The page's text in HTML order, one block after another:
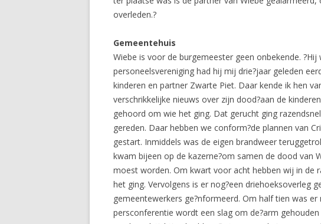
overleden.?
Gemeentehuis
Wiebe is voor de burgemeester geen onbekende.
personeelsvereniging had hij mij drie?jaar geleden
kinderen en partner Zwarte Piet. Daar kende ik hen
verschrikkelijke nieuws over zijn dood?aan de
gehoord om wie het ging. Dat gerucht ging
gereden. Daar hebben we conform?de plannen van
gestart. Inmiddels was de eigen brandweer
kwam bijeen op de kazerne?om samen de dood van
moest worden. Om kwart voor acht hebben wij in de
het ging. Vervolgens is er nog?een driehoeksoverleg
gemeentewerkers ge?nformeerd. Om half tien was
persconferentie wordt een slag om de?arm